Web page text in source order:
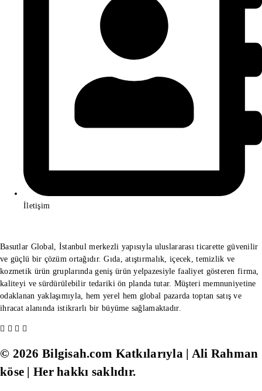
İletişim
Basutlar Global, İstanbul merkezli yapısıyla uluslararası ticarette güvenilir
ve güçlü bir çözüm ortağıdır. Gıda, atıştırmalık, içecek, temizlik ve
kozmetik ürün gruplarında geniş ürün yelpazesiyle faaliyet gösteren firma,
kaliteyi ve sürdürülebilir tedariki ön planda tutar. Müşteri memnuniyetine
odaklanan yaklaşımıyla, hem yerel hem global pazarda toptan satış ve
ihracat alanında istikrarlı bir büyüme sağlamaktadır.
© 2026 Bilgisah.com Katkılarıyla | Ali Rahman
köse | Her hakkı saklıdır.